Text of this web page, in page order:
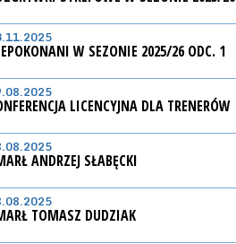
W SEZONIE 2025/26 ODC. 1
LICENCYJNA DLA TRENERÓW
ANDRZEJ SŁABĘCKI
TOMASZ DUDZIAK